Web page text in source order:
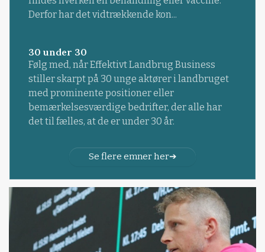
Derfor har det vidtrækkende kon...
30 under 30
Følg med, når Effektivt Landbrug Business
stiller skarpt på 30 unge aktører i landbruget
med prominente positioner eller
bemærkelsesværdige bedrifter, der alle har
det til fælles, at de er under 30 år.
Se flere emner her